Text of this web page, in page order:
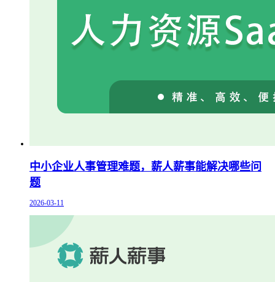
中小企业人事管理难题，薪人薪事能解决哪些问
题
2026-03-11